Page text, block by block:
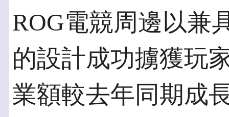
ROG電競周邊以兼
的設計成功擄獲玩
業額較去年同期成